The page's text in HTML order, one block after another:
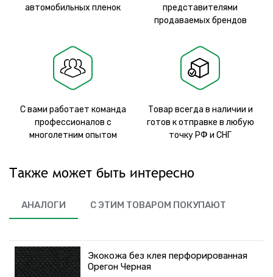
автомобильных пленок
представителями
продаваемых брендов
С вами работает команда
профессионалов с
многолетним опытом
Товар всегда в наличии и
готов к отправке в любую
точку РФ и СНГ
Также может быть интересно
АНАЛОГИ С ЭТИМ ТОВАРОМ ПОКУПАЮТ
Экокожа без клея перфорированная
Орегон Черная